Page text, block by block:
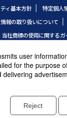
リティ事故発生時はこち
イバー救急センター
ィ基本方針
特定個人
報の取り扱いについて
当社商標の使用に関するガ